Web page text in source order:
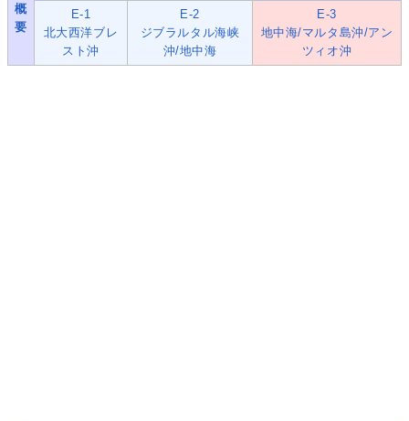
概
要
E-1
北大西洋ブレ
スト沖
E-2
ジブラルタル海峡
沖/地中海
E-3
地中海/マルタ島沖/アン
ツィオ沖